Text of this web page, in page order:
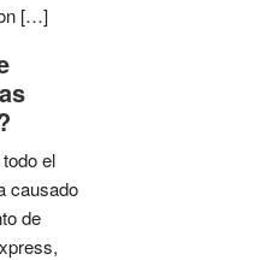
[…]
el
causado
de